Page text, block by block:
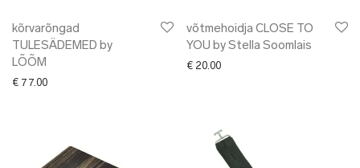
kõrvarõngad
TULESÄDEMED by
LÕÕM
€ 77.00
võtmehoidja CLOSE TO
YOU by Stella Soomlais
€ 20.00